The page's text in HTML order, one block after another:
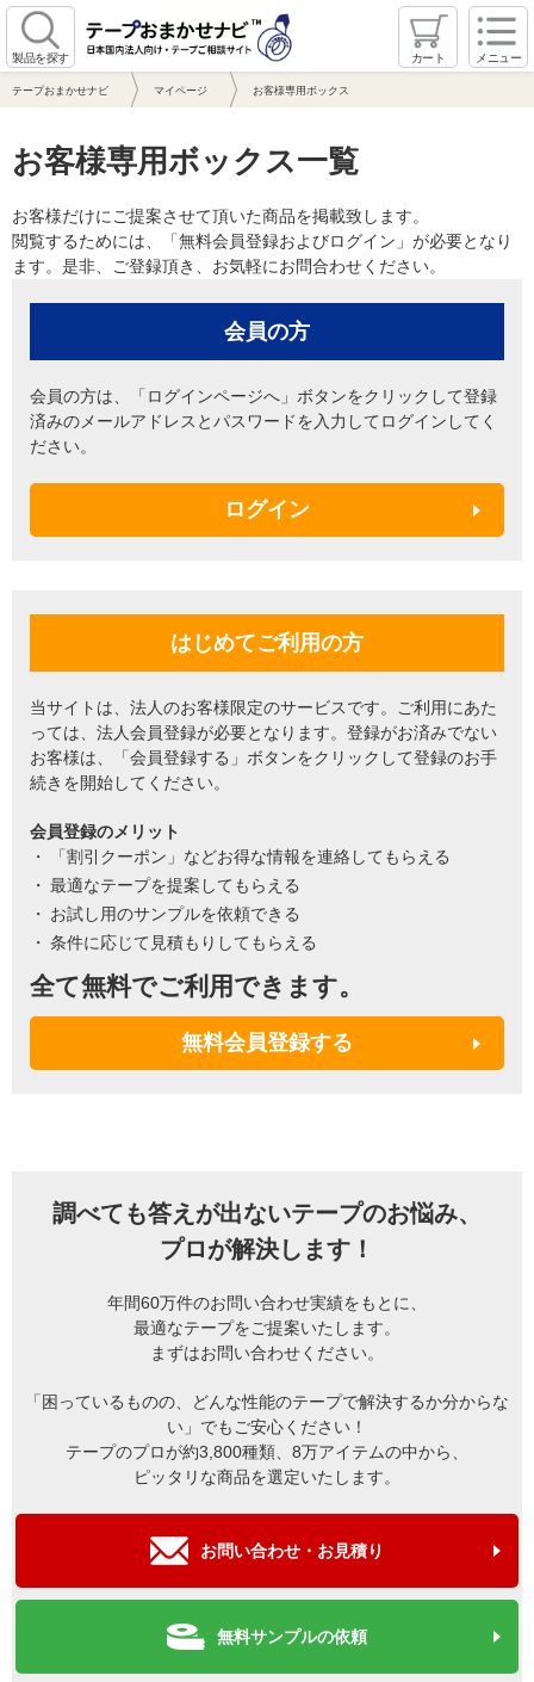
製品を探す カート メニュー
テープおまかせナビ マイページ お客様専用ボックス
お客様専用ボックス一覧
お客様だけにご提案させて頂いた商品を掲載致します。
閲覧するためには、「無料会員登録およびログイン」が必要となり
ます。是非、ご登録頂き、お気軽にお問合わせください。
会員の方
会員の方は、「ログインページへ」ボタンをクリックして登録
済みのメールアドレスとパスワードを入力してログインしてく
ださい。
ログイン
はじめてご利用の方
当サイトは、法人のお客様限定のサービスです。ご利用にあた
っては、法人会員登録が必要となります。登録がお済みでない
お客様は、「会員登録する」ボタンをクリックして登録のお手
続きを開始してください。
会員登録のメリット
「割引クーポン」などお得な情報を連絡してもらえる
最適なテープを提案してもらえる
お試し用のサンプルを依頼できる
条件に応じて見積もりしてもらえる
全て無料でご利用できます。
無料会員登録する
調べても答えが出ないテープのお悩み、
プロが解決します！
年間60万件のお問い合わせ実績をもとに、
最適なテープをご提案いたします。
まずはお問い合わせください。
「困っているものの、どんな性能のテープで解決するか分からな
い」でもご安心ください！
テープのプロが約3,800種類、8万アイテムの中から、
ピッタリな商品を選定いたします。
お問い合わせ・お見積り
無料サンプルの依頼